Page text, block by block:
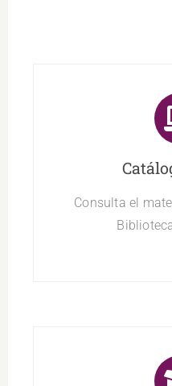
Consulta el